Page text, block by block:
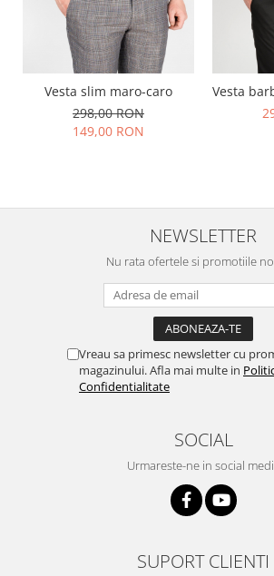
Vesta slim maro-caro
298,00 RON
149,00 RON
Vesta
NEWSLETTER
Nu rata ofertele si promotiile
Vreau sa primesc newsletter cu
magazinului. Afla mai multe in
Confidentialitate
SOCIAL
Urmareste-ne in social
SUPORT CLIENTI